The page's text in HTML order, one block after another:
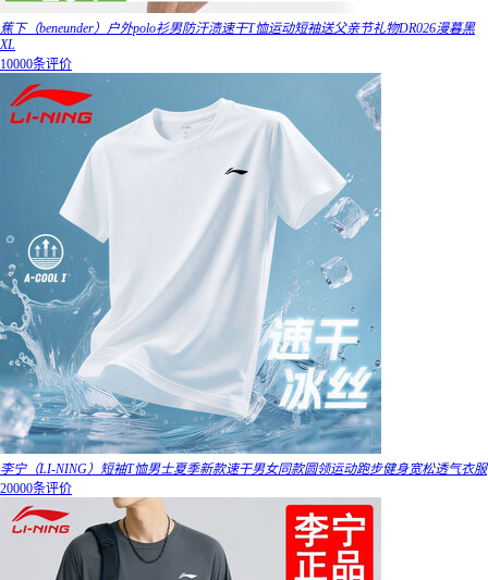
蕉下（beneunder）户外polo衫男防汗渍速干T恤运动短袖送父亲节礼物DR026漫暮黑
XL
10000条评价
李宁（LI-NING）短袖T恤男士夏季新款速干男女同款圆领运动跑步健身宽松透气衣服
20000条评价